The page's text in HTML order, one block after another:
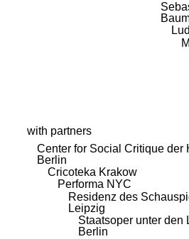
with partners
Center for Social Critique der
Berlin
Cricoteka Krakow
Performa NYC
Residenz des
Leipzig
Staatsoper unter den
Berlin